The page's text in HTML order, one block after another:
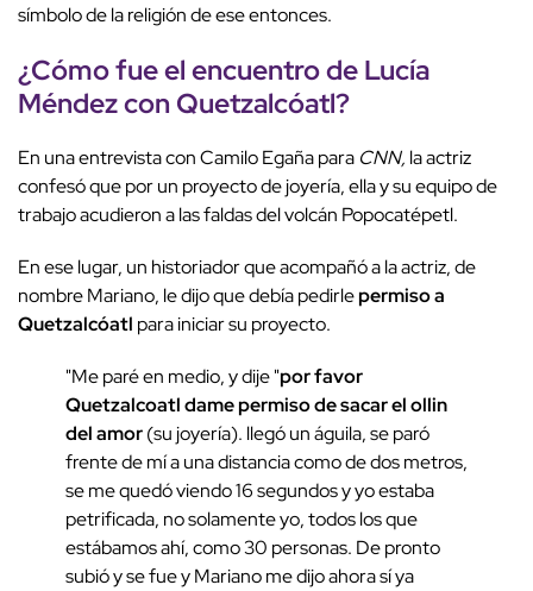
símbolo de la religión de ese entonces.
¿Cómo fue el encuentro de Lucía
Méndez con Quetzalcóatl?
En una entrevista con Camilo Egaña para CNN, la actriz
confesó que por un proyecto de joyería, ella y su equipo de
trabajo acudieron a las faldas del volcán Popocatépetl.
En ese lugar, un historiador que acompañó a la actriz, de
nombre Mariano, le dijo que debía pedirlepermiso a
Quetzalcóatl para iniciar su proyecto.
"Me paré en medio, y dije "por favor
Quetzalcoatl dame permiso de sacar el ollin
del amor(su joyería). llegó un águila, se paró
frente de mí a una distancia como de dos metros,
se me quedó viendo 16 segundos y yo estaba
petrificada, no solamente yo, todos los que
estábamos ahí, como 30 personas. De pronto
subió y se fue y Mariano me dijo ahora sí ya